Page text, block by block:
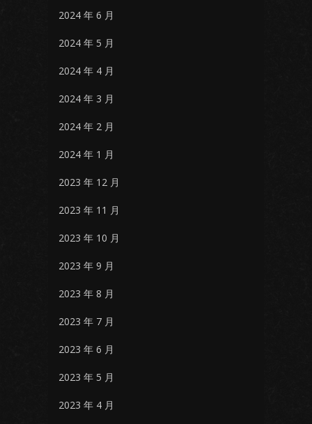
2024 年 6 月
2024 年 5 月
2024 年 4 月
2024 年 3 月
2024 年 2 月
2024 年 1 月
2023 年 12 月
2023 年 11 月
2023 年 10 月
2023 年 9 月
2023 年 8 月
2023 年 7 月
2023 年 6 月
2023 年 5 月
2023 年 4 月